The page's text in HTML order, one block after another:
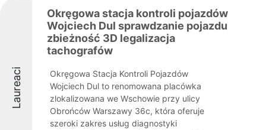
Laureaci
Okręgowa stacja kontroli pojazdów
Wojciech Dul sprawdzanie pojazdu
zbieżność 3D legalizacja
tachografów
Okręgowa Stacja Kontroli Pojazdów
Wojciech Dul to renomowana placówka
zlokalizowana we Wschowie przy ulicy
Obrońców Warszawy 36c, która oferuje
szeroki zakres usług diagnostyki